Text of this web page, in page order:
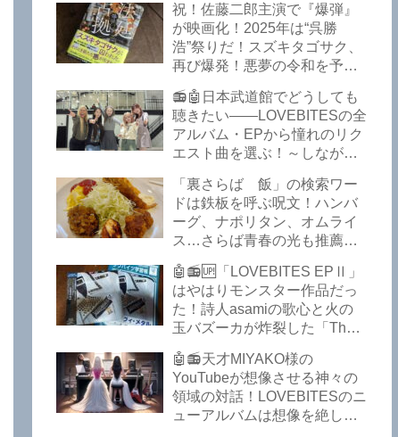
いた！激安の肉の刺し盛りが
美味い！酒もぶっちぎりで安
い！本格焼鳥 五反田「富士
屋」がオープンから３カ月で
ごった返しているぞ！【さら
ば青春の光 五反田 グルメ】
祝！佐藤二郎主演で『爆弾』
が映画化！2025年は“呉勝
浩”祭りだ！スズキタゴサク、
再び爆発！悪夢の令和を予言
２』が不気味な存在感で他を
圧倒した！異形の家族小説
『Q』も文句なしだぞ！～
2025年版「このミステリーが
すごい！」
📻🤖日本武道館でどうしても
聴きたい――LOVEBITESの全
アルバム・EPから憧れのリク
エスト曲を選ぶ！～しながわ
武道館】【ラブバイツ 武道
館】【LOVEBITES 武道館 セ
トリ】【LOVEBITES リクエ
スト曲】【LOVEBITES
Inspire】【LOVEBITES Under
The Red Sky】【LOVEBITES
Epilogue】【LOVEBITES
Today Is The Day】
【LOVEBITES Dystopia
Symphony】【LOVEBITES
My Orion】【LOVEBITES
Lost In The Garden】
【LOVEBITES The Bell In
「裏さらば 飯」の検索ワー
ドは鉄板を呼ぶ呪文！ハンバ
ーグ、ナポリタン、オムライ
ス…さらば青春の光も推薦！
定のお子様ランチを食ってき
たよ！【さらば青春の光 五反
田 グルメ】
🤖📻🆙「LOVEBITES EPⅡ」
はやはりモンスター作品だっ
た！詩人asamiの歌心と火の
玉バズーカが炸裂した「The
のだぞ！～しながわロックラ
ジオ【追記あり】
🤖📻天才MIYAKO様の
YouTubeが想像させる神々の
領域の対話！LOVEBITESのニ
ューアルバムは想像を絶して